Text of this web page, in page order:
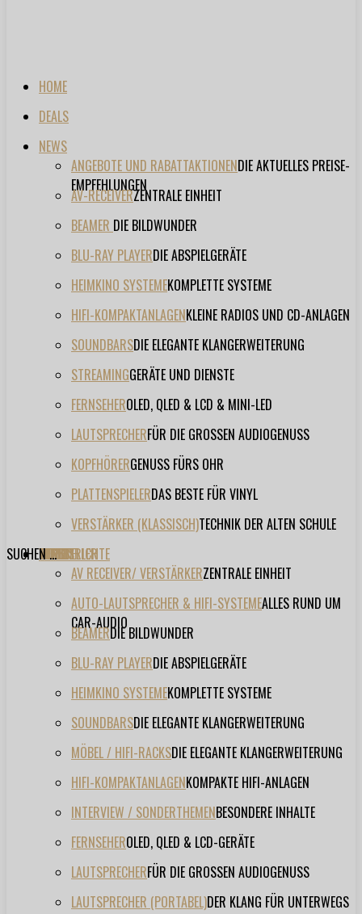
HOME
DEALS
NEWS
ANGEBOTE UND RABATTAKTIONENDIE AKTUELLES PREISE-
EMPFEHLUNGEN
AV-RECEIVERZENTRALE EINHEIT
BEAMER DIE BILDWUNDER
BLU-RAY PLAYERDIE ABSPIELGERÄTE
HEIMKINO SYSTEMEKOMPLETTE SYSTEME
HIFI-KOMPAKTANLAGENKLEINE RADIOS UND CD-ANLAGEN
SOUNDBARSDIE ELEGANTE KLANGERWEITERUNG
STREAMINGGERÄTE UND DIENSTE
FERNSEHEROLED, QLED & LCD & MINI-LED
LAUTSPRECHERFÜR DIE GROSSEN AUDIOGENUSS
KOPFHÖRERGENUSS FÜRS OHR
PLATTENSPIELERDAS BESTE FÜR VINYL
VERSTÄRKER (KLASSISCH)TECHNIK DER ALTEN SCHULE
TESTBERICHTE
AV RECEIVER/ VERSTÄRKERZENTRALE EINHEIT
AUTO-LAUTSPRECHER & HIFI-SYSTEMEALLES RUND UM
CAR-AUDIO
BEAMERDIE BILDWUNDER
BLU-RAY PLAYERDIE ABSPIELGERÄTE
HEIMKINO SYSTEMEKOMPLETTE SYSTEME
SOUNDBARSDIE ELEGANTE KLANGERWEITERUNG
MÖBEL / HIFI-RACKSDIE ELEGANTE KLANGERWEITERUNG
HIFI-KOMPAKTANLAGENKOMPAKTE HIFI-ANLAGEN
INTERVIEW / SONDERTHEMENBESONDERE INHALTE
FERNSEHEROLED, QLED & LCD-GERÄTE
LAUTSPRECHERFÜR DIE GROSSEN AUDIOGENUSS
LAUTSPRECHER (PORTABEL)DER KLANG FÜR UNTERWEGS
FORUM
FILME
VIDEOS
HERSTELLER
EVENT
SUCHEN ...